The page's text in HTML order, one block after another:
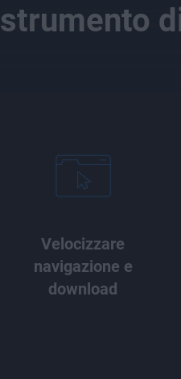
strumento
Velocizzare
navigazione e
download